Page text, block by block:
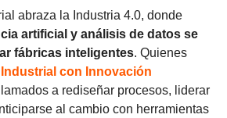
abraza la Industria 4.0, donde
artificial y análisis de datos se
fábricas inteligentes. Quienes
Industrial con Innovación
a rediseñar procesos, liderar
al cambio con herramientas